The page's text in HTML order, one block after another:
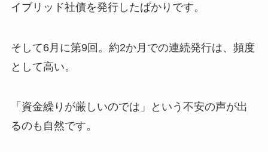
イブリッド社債を発行したばかりです。
そして6月に第9回。約2か月での連続発行は、頻度
として高い。
「資金繰りが厳しいのでは」という不安の声が出
るのも自然です。